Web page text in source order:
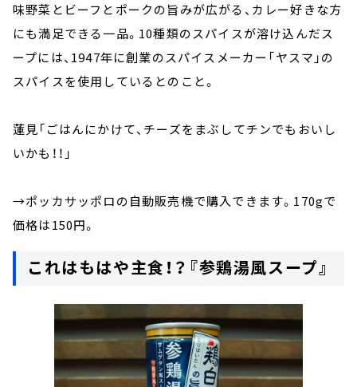
味野菜とビーフとポークの旨みが広がる、カレー好きな方
にも満足できる一品。10種類のスパイスが溶け込んだス
ープには、1947年に創業のスパイスメーカー「ヤスマ」の
スパイスを使用しているとのこと。
蓮見「ごはんにかけて、チーズをまぶしてチンでもおいし
いかも！！」
→ポッカサッポロの自動販売機で購入できます。170gで
価格は150円。
これはもはや主食！？『参鶏湯風スープ』